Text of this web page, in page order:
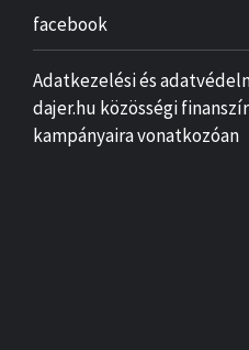
facebook
Adatkezelési és
dajer.hu közösségi
kampányaira vonatkozóan